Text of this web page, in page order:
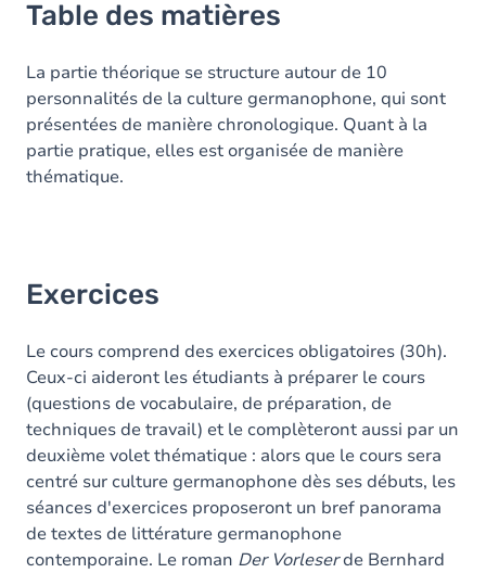
Table des matières
La partie théorique se structure autour de 10
personnalités de la culture germanophone, qui sont
présentées de manière chronologique. Quant à la
partie pratique, elles est organisée de manière
thématique.
Exercices
Le cours comprend des exercices obligatoires (30h).
Ceux-ci aideront les étudiants à préparer le cours
(questions de vocabulaire, de préparation, de
techniques de travail) et le complèteront aussi par un
deuxième volet thématique : alors que le cours sera
centré sur culture germanophone dès ses débuts, les
séances d'exercices proposeront un bref panorama
de textes de littérature germanophone
contemporaine. Le roman Der Vorleserde Bernhard